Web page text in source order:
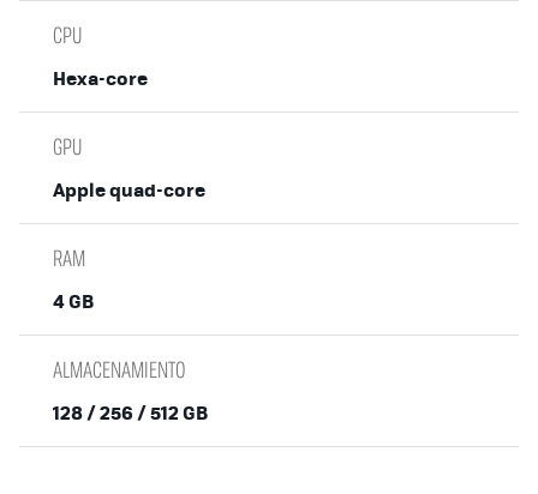
CPU
Hexa-core
GPU
Apple quad-core
RAM
4 GB
ALMACENAMIENTO
128 / 256 / 512 GB